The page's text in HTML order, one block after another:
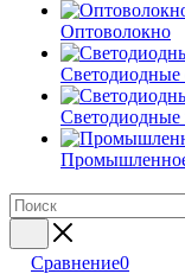
Оптоволокно
Светодиодные
Промышленное
Сравнение0